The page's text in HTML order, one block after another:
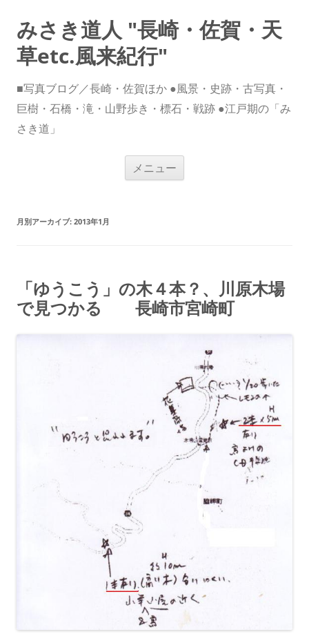
みさき道人 "長崎・佐賀・天
草etc.風来紀行"
■写真ブログ／長崎・佐賀ほか ●風景・史跡・古写真・
巨樹・石橋・滝・山野歩き・標石・戦跡 ●江戸期の「み
さき道」
メニュー
月別アーカイブ: 2013年1月
「ゆうこう」の木４本？、川原木場
で見つかる 長崎市宮崎町